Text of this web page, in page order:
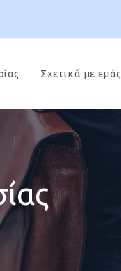
Σχετικά με εμάς